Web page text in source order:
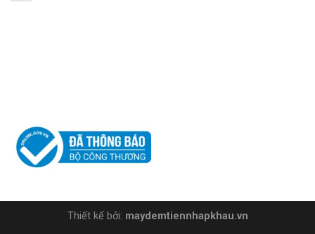
Thiết kế bởi: maydemtiennhapkhau.vn